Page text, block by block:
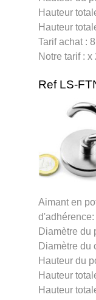
Hauteur
Hauteur
Tarif achat :
Notre tarif : x
Ref LS-
Aimant en
d'adhérence:
Diamètre du
Diamètre du
Hauteur du
Hauteur
Hauteur